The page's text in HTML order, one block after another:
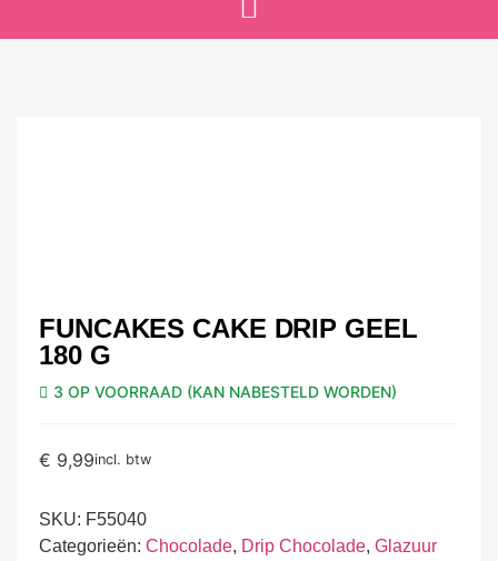
FUNCAKES CAKE DRIP GEEL
180 G
3 OP VOORRAAD (KAN NABESTELD WORDEN)
€ 9,99incl. btw
SKU: F55040
Categorieën: Chocolade, Drip Chocolade, Glazuur